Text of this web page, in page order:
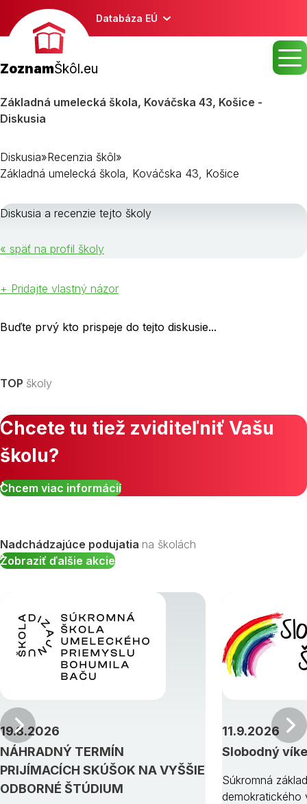
Databáza EÚ
ZoznamŠkôl.eu
Základná umelecká škola, Kováčska 43, Košice -
Diskusia
Diskusia»Recenzia škôl»
Základná umelecká škola, Kováčska 43, Košice
Diskusia a recenzie tejto školy
« späť na profil školy
+ Pridajte vlastný názor
Buďte prvý kto prispeje do tejto diskusie...
TOP školy
Chcete tu tiež zviditeľniť Vašu
školu?
Chcem viac informácií
Nadchádzajúce podujatia na školách
Zobraziť ďalšie akcie
NÁHRADNÝ TERMÍN
PRIJÍMACÍCH SKÚŠOK NA VYŠŠIE
ODBORNÉ ŠTÚDIUM
19.8.2026
Slobodný
11.9.2026
Súkromná
demokratického
Predchádzajúci